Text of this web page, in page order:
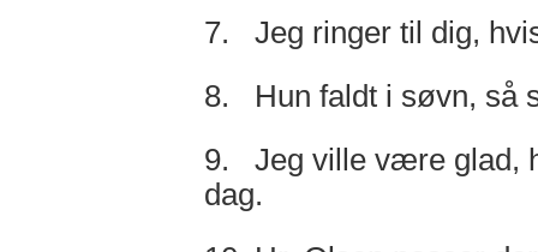
7. Jeg ringer til dig,
8. Hun faldt i søvn, så
9. Jeg ville være glad,
dag.